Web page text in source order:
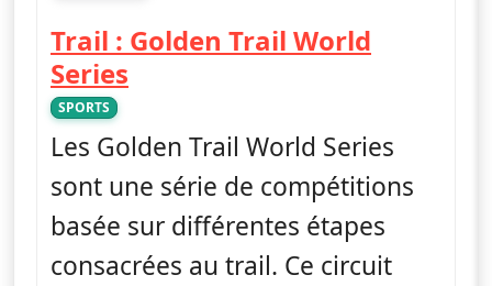
Trail : Golden Trail World
Series
SPORTS
Les Golden Trail World Series
sont une série de compétitions
basée sur différentes étapes
consacrées au trail. Ce circuit